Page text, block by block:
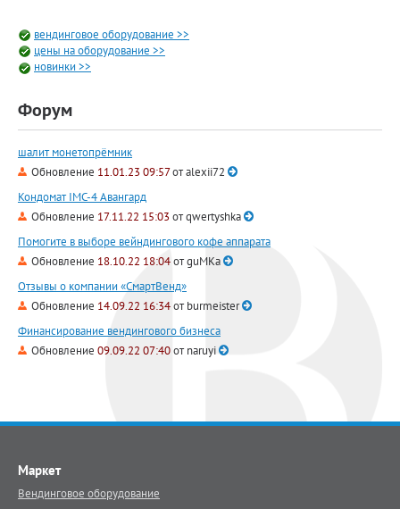
вендинговое оборудование >>
цены на оборудование >>
новинки >>
Форум
шалит монетопрёмник
Обновление 11.01.23 09:57отalexii72
Кондомат IMC-4 Авангард
Обновление 17.11.22 15:03 отqwertyshka
Помогите в выборе вейндингового кофе аппарата
Обновление 18.10.22 18:04отguMKa
Отзывы о компании «СмартВенд»
Обновление 14.09.22 16:34отburmeister
Финансирование вендингового бизнеса
Обновление 09.09.22 07:40отnaruyi
Маркет
Вендинговое оборудование